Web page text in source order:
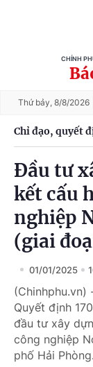
CHÍNH
Thứ bảy, 8/8/2026
Chỉ đạo, quyết
Đầu tư
kết cấu
nghiệp
(giai
01/01/2025
(Chinhphu.vn)
Quyết định
đầu tư xây
công nghiệp
phố Hải Phòng.